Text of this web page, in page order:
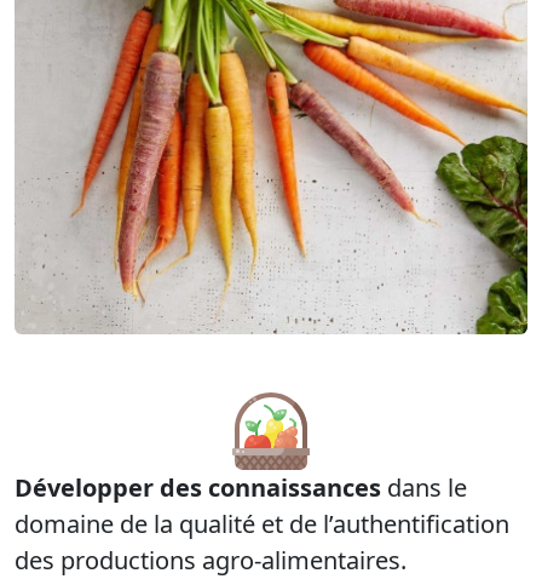
Développer des connaissances dans le
domaine de la qualité et de l’authentification
des productions agro-alimentaires.